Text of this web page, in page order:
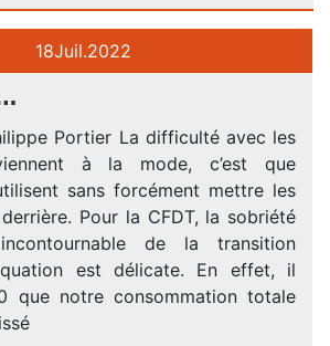
18Juil.2022
Portier La difficulté avec les
à la mode, c’est que
sans forcément mettre les
Pour la CFDT, la sobriété
de la transition
est délicate. En effet, il
que notre consommation totale